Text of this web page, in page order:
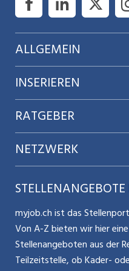
Unterstützungsbedarf an
der KESB-Abklärungen für
Gemeinden Küttigen,
die Gemeinde
INSERAT ANSEHEN
ALLGEMEIN
Über uns
AGB
Datenschutz
Nutzungsbedingungen
Glossar
Kontakt
Impressum
INSERIEREN
Preise & Leistungen
Jobs verwalten
Benutzermanual
Bewerber-Cockpit
RATGEBER
Teilzeit / Flexible
Mitarbeiter 50+ /
Karriere allgemein
NETZWERK
Aargauerzeitung.ch
CH Media
ostjob.ch
zentraljob.ch
myjob.ch ist das
Von A-Z bieten wir hier
Stellenangeboten aus der
Teilzeitstelle, ob Kader-